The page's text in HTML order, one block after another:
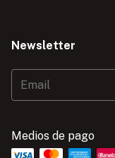
Newsletter
Medios de pago